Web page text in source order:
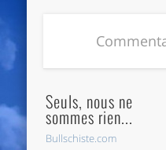
Seuls, nous ne
sommes rien...
Bullschiste.com